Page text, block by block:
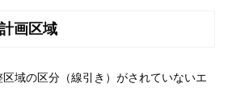
画区域
域の区分（線引き）がされていないエ